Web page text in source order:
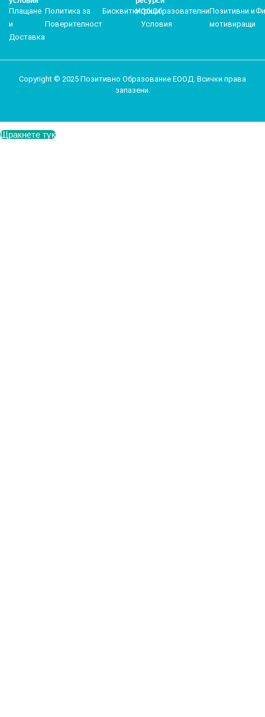
Плащане
и
Доставка
Политика за
Поверителност
БисквиткиОбщи
Условия
ИгриОбразователниПозитивни и
мотивиращи
Copyright © 2025 Позитивно Образование ЕООД. Всички права
запазени.
Щракнете тук